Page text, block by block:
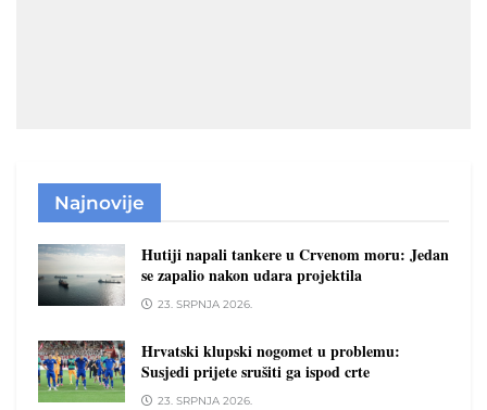
Najnovije
Hutiji napali tankere u Crvenom moru: Jedan
se zapalio nakon udara projektila
23. SRPNJA 2026.
Hrvatski klupski nogomet u problemu:
Susjedi prijete srušiti ga ispod crte
23. SRPNJA 2026.